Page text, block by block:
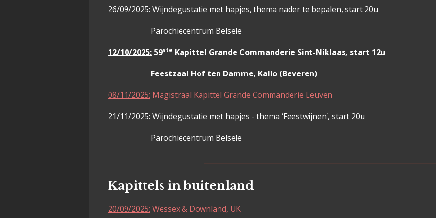
26/09/2025: Wijndegustatie met hapjes, thema nader te bepalen, start 20u
Parochiecentrum Belsele
12/10/2025: 59ste Kapittel Grande Commanderie Sint-Niklaas, start 12u
Feestzaal Hof ten Damme, Kallo (Beveren)
08/11/2025: Magistraal Kapittel Grande Commanderie Leuven
21/11/2025: Wijndegustatie met hapjes - thema ‘Feestwijnen’, start 20u
Parochiecentrum Belsele
Kapittels in buitenland
20/09/2025: Wessex & Downland, UK